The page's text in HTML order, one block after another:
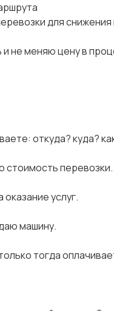
для
не меняю цену в
откуда? куда?
стоимость перевозки.
услуг.
машину.
тогда